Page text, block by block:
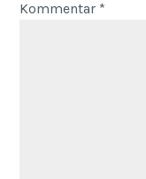
Kommentar *